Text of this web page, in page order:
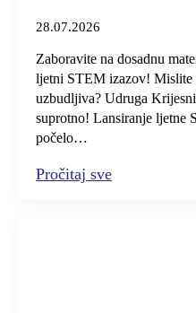
28.07.2026
Zaboravite na dosadnu
ljetni STEM izazov! Mislite
uzbudljiva? Udruga
suprotno! Lansiranje ljetne
počelo…
Pročitaj sve